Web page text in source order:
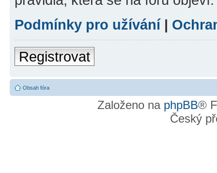
Podmínky pro užívání |
Registrovat
Obsah fóra
Založeno na phpBB®
Český